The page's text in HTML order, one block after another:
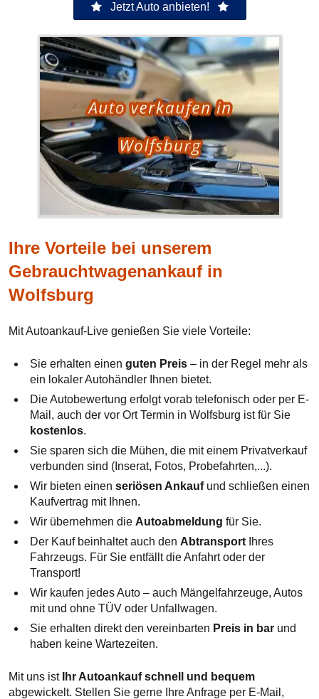
Jetzt Auto anbieten!
Ihre Vorteile bei unserem
Gebrauchtwagenankauf in
Wolfsburg
Mit Autoankauf-Live genießen Sie viele Vorteile:
Sie erhalten einen guten Preis – in der Regel mehr als
ein lokaler Autohändler Ihnen bietet.
Die Autobewertung erfolgt vorab telefonisch oder per E-
Mail, auch der vor Ort Termin in Wolfsburg ist für Sie
kostenlos.
Sie sparen sich die Mühen, die mit einem Privatverkauf
verbunden sind (Inserat, Fotos, Probefahrten,...).
Wir bieten einen seriösen Ankaufund schließen einen
Kaufvertrag mit Ihnen.
Wir übernehmen die Autoabmeldung für Sie.
Der Kauf beinhaltet auch den Abtransport Ihres
Fahrzeugs. Für Sie entfällt die Anfahrt oder der
Transport!
Wir kaufen jedes Auto – auch Mängelfahrzeuge, Autos
mit und ohne TÜV oder Unfallwagen.
Sie erhalten direkt den vereinbarten Preis in bar und
haben keine Wartezeiten.
Mit uns ist Ihr Autoankauf schnell und bequem
abgewickelt. Stellen Sie gerne Ihre Anfrage per E-Mail,